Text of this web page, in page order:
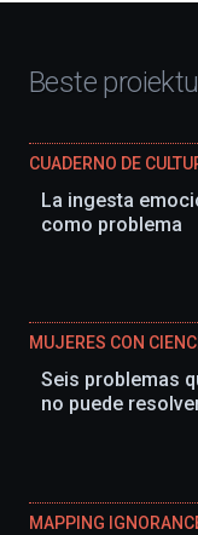
Beste
CUADERNO DE
La ingesta
como problema
MUJERES CON
Seis problemas
no puede
MAPPING